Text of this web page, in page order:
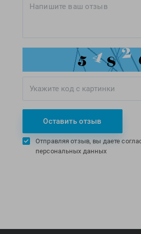
Оставить отзыв
Отправляя отзыв, вы даете
персональных данных